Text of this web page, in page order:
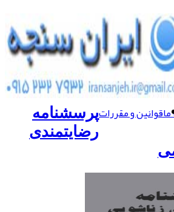
قوانین و مقرراتپرسشنامه
رضایتمندی